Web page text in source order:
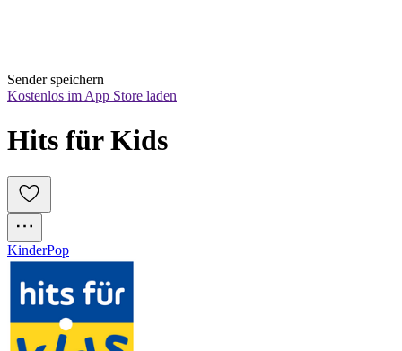
Sender speichern
Kostenlos im App Store laden
Hits für Kids
KinderPop